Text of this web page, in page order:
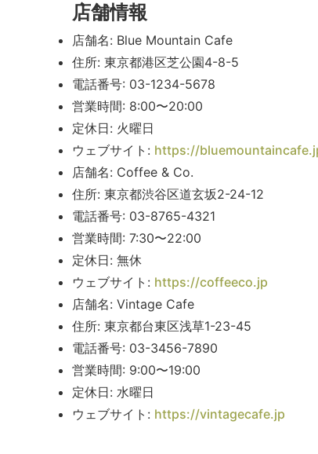
店舗情報
店舗名: Blue Mountain Cafe
住所: 東京都港区芝公園4-8-5
電話番号: 03-1234-5678
営業時間: 8:00〜20:00
定休日: 火曜日
ウェブサイト: https://
店舗名: Coffee & Co.
住所: 東京都渋谷区道玄坂2-24-12
電話番号: 03-8765-4321
営業時間: 7:30〜22:00
定休日: 無休
ウェブサイト: https://coffeeco.jp
店舗名: Vintage Cafe
住所: 東京都台東区浅草1-23-45
電話番号: 03-3456-7890
営業時間: 9:00〜19:00
定休日: 水曜日
ウェブサイト: https://vintagecafe.jp